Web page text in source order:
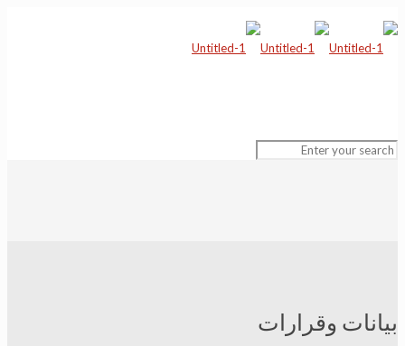
بيانات وقرارات